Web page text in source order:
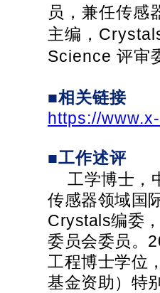
员，兼任传感
主编，
Science 评审
■相关链接
https://
■工作述评
工学博士，
传感器领域国
Crystals编委
委员会委员。
工程博士学位
基金资助）特